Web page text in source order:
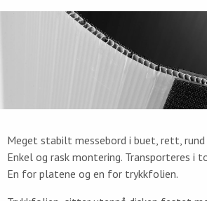
Meget stabilt messebord i buet, rett,
Enkel og rask montering. Transporteres i
En for platene og en for trykkfolien.